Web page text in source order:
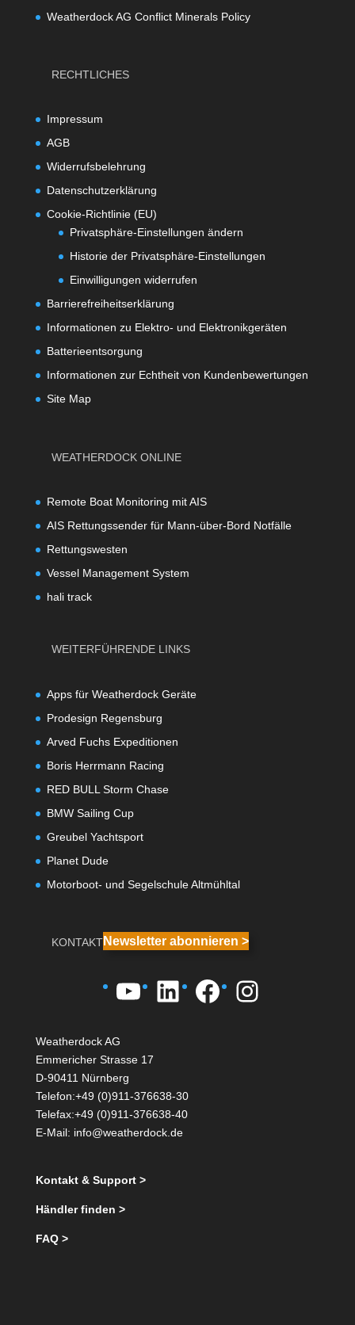
Weatherdock AG Conflict Minerals Policy
RECHTLICHES
Impressum
AGB
Widerrufsbelehrung
Datenschutzerklärung
Cookie-Richtlinie (EU)
Privatsphäre-Einstellungen ändern
Historie der Privatsphäre-Einstellungen
Einwilligungen widerrufen
Barrierefreiheitserklärung
Informationen zu Elektro- und Elektronikgeräten
Batterieentsorgung
Informationen zur Echtheit von Kundenbewertungen
Site Map
WEATHERDOCK ONLINE
Remote Boat Monitoring mit AIS
AIS Rettungssender für Mann-über-Bord Notfälle
Rettungswesten
Vessel Management System
hali track
WEITERFÜHRENDE LINKS
Apps für Weatherdock Geräte
Prodesign Regensburg
Arved Fuchs Expeditionen
Boris Herrmann Racing
RED BULL Storm Chase
BMW Sailing Cup
Greubel Yachtsport
Planet Dude
Motorboot- und Segelschule Altmühltal
KONTAKTNewsletter abonnieren >
YouTube
LinkedIn
Facebook
Weatherdock AG
Emmericher Strasse 17
D-90411 Nürnberg
Telefon:+49 (0)911-376638-30
Telefax:+49 (0)911-376638-40
E-Mail: info@weatherdock.de
Kontakt & Support >
Händler finden >
FAQ >